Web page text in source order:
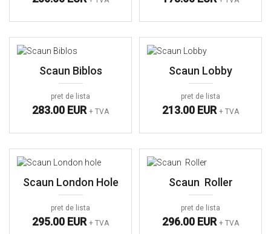
Scaun Biblos
pret de lista
283.00 EUR + TVA
Scaun Lobby
pret de lista
213.00 EUR + TVA
Scaun London Hole
pret de lista
295.00 EUR + TVA
Scaun Roller
pret de lista
296.00 EUR + TVA